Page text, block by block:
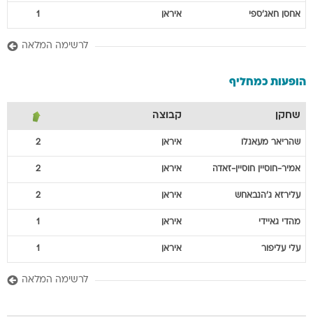
אחסן חאג'ספי איראן 1
לרשימה המלאה
הופעות כמחליף
שחקן קבוצה
שהריאר מעאנלו איראן 2
אמיר-חוסיין חוסיין-זאדה איראן 2
עלירזא ג'הנבאחש איראן 2
מהדי גאיידי איראן 1
עלי עליפור איראן 1
לרשימה המלאה